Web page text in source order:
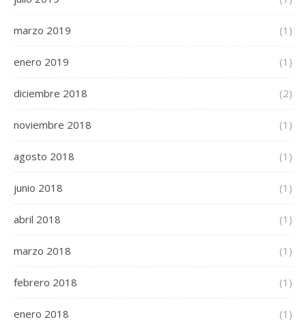
marzo 2019 (1)
enero 2019 (1)
diciembre 2018 (2)
noviembre 2018 (1)
agosto 2018 (1)
junio 2018 (1)
abril 2018 (1)
marzo 2018 (1)
febrero 2018 (1)
enero 2018 (1)